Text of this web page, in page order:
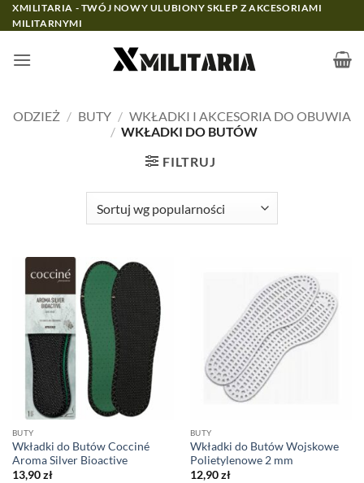
Przewiń
do
XMILITARIA - TWÓJ NOWY ULUBIONY SKLEP Z AKCESORIAMI
MILITARNYMI
ODZIEŻ / BUTY / WKŁADKI I AKCESORIA DO OBUWIA
/ WKŁADKI DO BUTÓW
FILTRUJ
BUTY
Wkładki do Butów Cocciné
Aroma Silver Bioactive
13,90zł
BUTY
Wkładki do Butów Wojskowe
Polietylenowe 2 mm
12,90zł